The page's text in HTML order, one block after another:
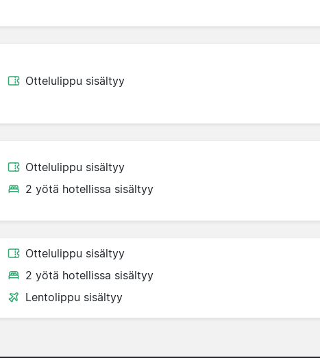
Ottelulippu sisältyy
Ottelulippu sisältyy
2 yötä hotellissa sisältyy
Ottelulippu sisältyy
2 yötä hotellissa sisältyy
Lentolippu sisältyy